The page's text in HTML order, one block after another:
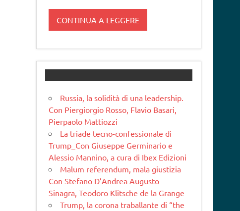
CONTINUA A LEGGERE
Russia, la solidità di una leadership.
Con Piergiorgio Rosso, Flavio Basari,
Pierpaolo Mattiozzi
La triade tecno-confessionale di
Trump_Con Giuseppe Germinario e
Alessio Mannino, a cura di Ibex Edizioni
Malum referendum, mala giustizia
Con Stefano D’Andrea Augusto
Sinagra, Teodoro Klitsche de la Grange
Trump, la corona traballante di “the